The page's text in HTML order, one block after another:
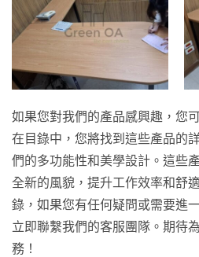
如果您對我們的產品感興趣，您
在目錄中，您將找到這些產品的
們的多功能性和美學設計。這些
全新的風貌，提升工作效率和舒
錄，如果您有任何疑問或需要進
立即聯繫我們的客服團隊。期待
務！